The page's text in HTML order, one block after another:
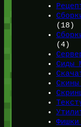
(18)
(4)
Сиды